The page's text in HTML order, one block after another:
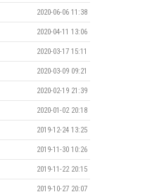
2020-06-06 11:38
2020-04-11 13:06
2020-03-17 15:11
2020-03-09 09:21
2020-02-19 21:39
2020-01-02 20:18
2019-12-24 13:25
2019-11-30 10:26
2019-11-22 20:15
2019-10-27 20:07